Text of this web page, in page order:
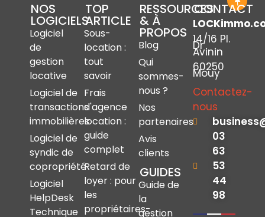
NOS
LOGICIELS
Logiciel
de
gestion
locative
Logiciel de
transactions
immobilières
Logiciel de
syndic de
copropriété
Logiciel
HelpDesk
Technique
TOP
ARTICLE
Sous-
location :
tout
savoir
Frais
d'agence
location :
guide
complet
Retard de
loyer : pour
les
propriétaires-
RESSOURCES
& À
PROPOS
Blog
Qui
sommes-
nous ?
Nos
partenaires
Avis
clients
GUIDES
Guide de
la
gestion
CONTACT
14/16 Pl.
Dr
Avinin
60250
Mouy
Contactez-
nous
03
63
53
44
98